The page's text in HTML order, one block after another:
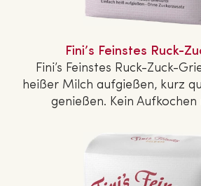
Fini’s Feinstes Ruck-
Fini’s Feinstes Ruck-Zuck-
heißer Milch aufgießen, kurz
genießen. Kein